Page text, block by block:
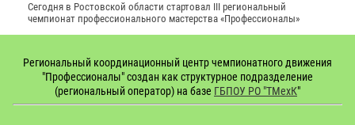
Сегодня в Ростовской области стартовал III региональный
чемпионат профессионального мастерства «Профессионалы»
Региональный координационный центр чемпионатного движения
"Профессионалы" создан как структурное подразделение
(региональный оператор) на базе ГБПОУ РО "ТМехК"